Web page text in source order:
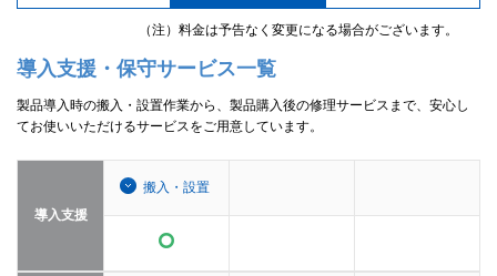
（注）料金は予告なく変更になる場合がございます。
導入支援・保守サービス一覧
製品導入時の搬入・設置作業から、製品購入後の修理サービスまで、安心し
てお使いいただけるサービスをご用意しています。
導入支援
搬入・設置